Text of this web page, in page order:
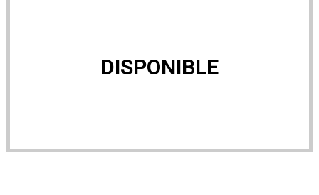
DISPONIBLE